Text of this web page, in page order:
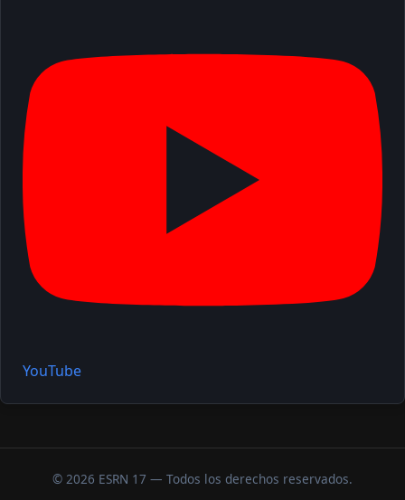
YouTube
© 2026 ESRN 17 — Todos los derechos reservados.